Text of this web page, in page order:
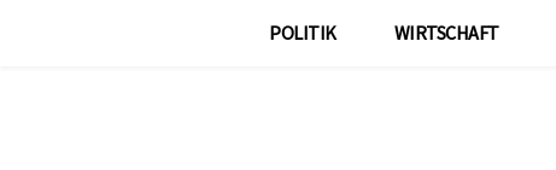
POLITIK WIRTSCHAFT